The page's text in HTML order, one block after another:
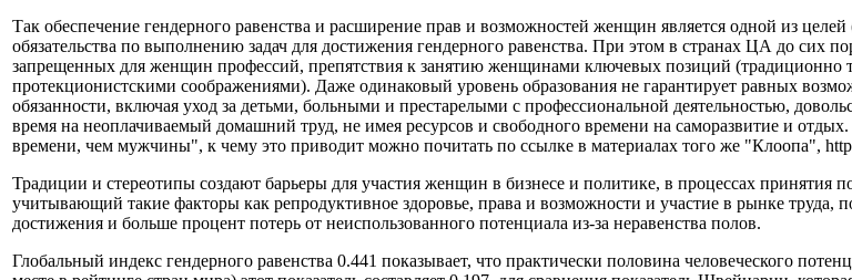
Так обеспечение гендерного равенства и расширение прав и возможностей женщин является одной из
обязательства по выполнению задач для достижения гендерного равенства. При этом в странах ЦА до сих
запрещенных для женщин профессий, препятствия к занятию женщинами ключевых позиций (традиционно
протекционистскими соображениями). Даже одинаковый уровень образования не гарантирует равных
обязанности, включая уход за детьми, больными и престарелыми с профессиональной деятельностью,
время на неоплачиваемый домашний труд, не имея ресурсов и свободного времени на саморазвитие и
времени, чем мужчины", к чему это приводит можно почитать по ссылке в материалах того же "Клоопа",
Традиции и стереотипы создают барьеры для участия женщин в бизнесе и политике, в процессах принятия
учитывающий такие факторы как репродуктивное здоровье, права и возможности и участие в рынке труда,
достижения и больше процент потерь от неиспользованного потенциала из-за неравенства полов.
Глобальный индекс гендерного равенства 0.441 показывает, что практически половина человеческого